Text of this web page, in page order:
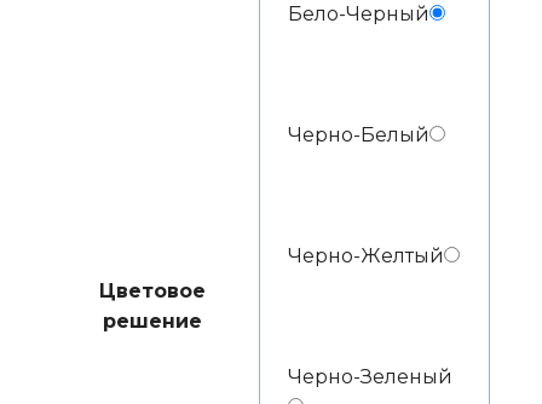
Цветовое
решение
Бело-Черный
Черно-Белый
Черно-Желтый
Черно-Зеленый